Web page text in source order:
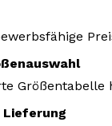
Größentabelle
Lieferung